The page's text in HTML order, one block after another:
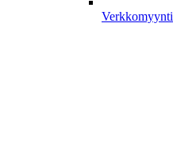
Verkkomyynti